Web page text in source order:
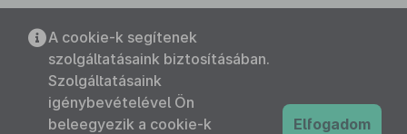
A cookie-k segítenek
szolgáltatásaink biztosításában.
Szolgáltatásaink
igénybevételével Ön
beleegyezik a cookie-k
Elfogadom